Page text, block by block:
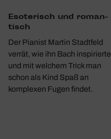
Esote­risch und roman­
tisch
Der Pianist Martin Stadtfeld
verrät, wie ihn Bach inspirierte
und mit welchem Trick man
schon als Kind Spaß an
komplexen Fugen findet.